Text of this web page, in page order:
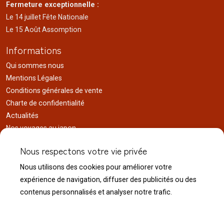
Fermeture exceptionnelle :
Le 14 juillet Fête Nationale
Le 15 Août Assomption
Informations
Qui sommes nous
Mentions Légales
Conditions générales de vente
Charte de confidentialité
Actualités
Nos voyages au japon
Liens utiles
Service client
Nous contacter
Nous respectons votre vie privée
Nous utilisons des cookies pour améliorer votre
expérience de navigation, diffuser des publicités ou des
contenus personnalisés et analyser notre trafic.